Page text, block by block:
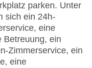
parken. Unter
sich ein 24h-
eine
Betreuung, ein
Zimmerservice, ein
eine